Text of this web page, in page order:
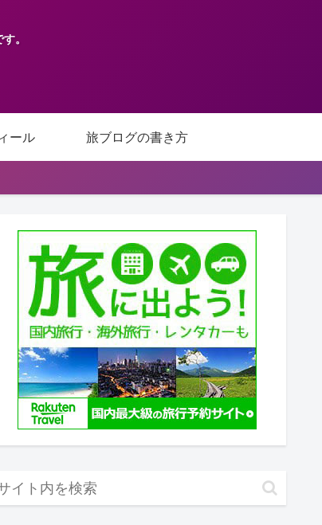
。
ール 旅ブログの書き方